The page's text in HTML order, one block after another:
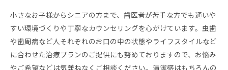
小さなお子様からシニアの方まで、歯医者が苦手な方でも通いや
すい環境づくりや丁寧なカウンセリングを心がけています。虫歯
や歯周病など人それぞれのお口の中の状態やライフスタイルなど
に合わせた治療プランのご提供にも努めておりますので、お悩み
やご希望などは気兼ねなくご相談ください。清潔感はもちろんの